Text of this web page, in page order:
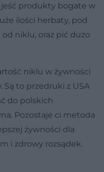
produkty bogate w
ilości herbaty, pod
niklu, oraz pić dużo
niklu w żywności
Są to przedruki z USA
do polskich
Pozostaje ci metoda
żywności dla
i zdrowy rozsądek.